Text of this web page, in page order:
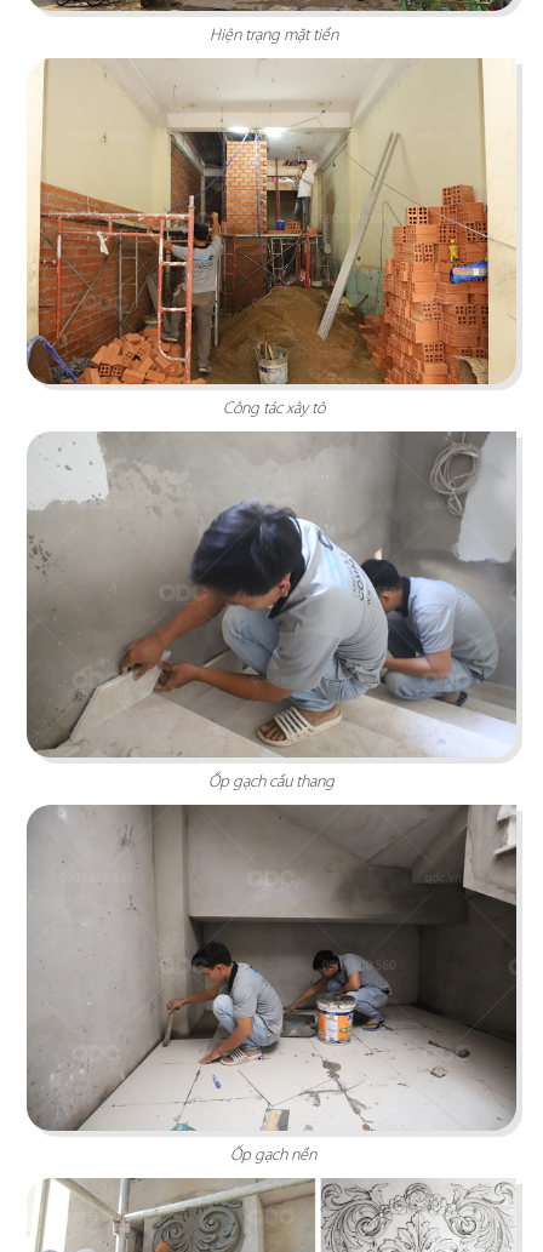
ORIFOOD BBQ & HOTPOT
Thiết kế mang đậm văn hóa Á Đông với hương vị
lẩu đặc trưng từ "Tứ Quốc"
Chi tiết
LA VISTA
Thiết kế mang phong cách hiện đại kết hợp cùng
hơi thở Địa Trung Hải và kiến trúc thuộc địa Pháp
Chi tiết
DON CHICKEN - LONG KHÁNH
Hiện trạng mặt tiền
Công tác xây tô
Ốp gạch cầu thang
Ốp gạch nền